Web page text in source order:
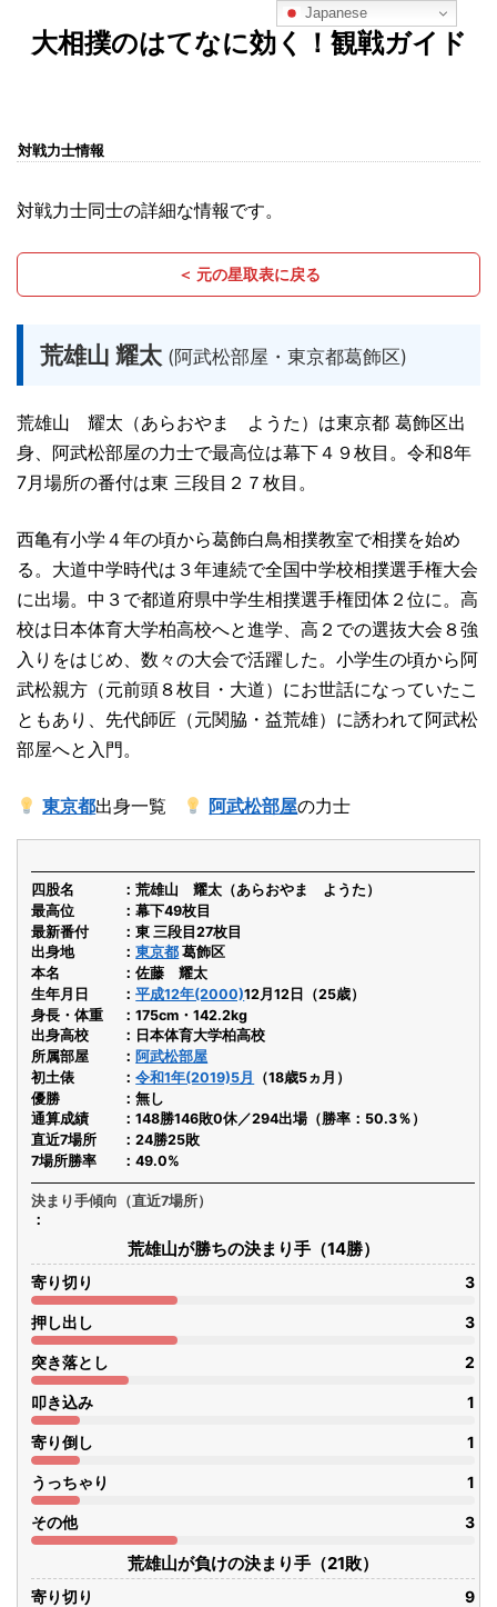
大相撲のはてなに効く！観戦ガイド
対戦力士情報
対戦力士同士の詳細な情報です。
＜ 元の星取表に戻る
荒雄山 耀太 (阿武松部屋・東京都葛飾区)
荒雄山 耀太（あらおやま ようた）は東京都 葛飾区出
身、阿武松部屋の力士で最高位は幕下４９枚目。令和8年
7月場所の番付は東 三段目２７枚目。
西亀有小学４年の頃から葛飾白鳥相撲教室で相撲を始め
る。大道中学時代は３年連続で全国中学校相撲選手権大会
に出場。中３で都道府県中学生相撲選手権団体２位に。高
校は日本体育大学柏高校へと進学、高２での選抜大会８強
入りをはじめ、数々の大会で活躍した。小学生の頃から阿
武松親方（元前頭８枚目・大道）にお世話になっていたこ
ともあり、先代師匠（元関脇・益荒雄）に誘われて阿武松
部屋へと入門。
東京都出身一覧 阿武松部屋の力士
四股名
荒雄山 耀太（あらおやま ようた）
最高位
幕下49枚目
最新番付
東 三段目27枚目
出身地
東京都 葛飾区
本名
佐藤 耀太
生年月日
平成12年(2000)12月12日（25歳）
身長・体重
175cm・142.2kg
出身高校
日本体育大学柏高校
所属部屋
阿武松部屋
初土俵
令和1年(2019)5月
（18歳5ヵ月）
優勝
無し
通算成績
148勝146敗0休／294出場（勝率：50.3％）
直近7場所
24勝25敗
7場所勝率
49.0%
決まり手傾向（直近7場所）
荒雄山が勝ちの決まり手（14勝）
寄り切り 3
押し出し 3
突き落とし 2
叩き込み 1
寄り倒し 1
うっちゃり 1
その他 3
荒雄山が負けの決まり手（21敗）
寄り切り 9
Japanese